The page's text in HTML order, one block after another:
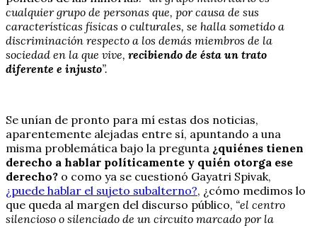
cualquier grupo de personas que, por causa de sus
características físicas o culturales, se halla sometido a
discriminación respecto a los demás miembros de la
sociedad en la que vive, recibiendo de ésta un trato
diferente e injusto”.
Se unían de pronto para mí estas dos noticias,
aparentemente alejadas entre sí, apuntando a una
misma problemática bajo la pregunta ¿quiénes tienen
derecho a hablar políticamente y quién otorga ese
derecho? o como ya se cuestionó Gayatri Spivak,
¿puede hablar el sujeto subalterno?, ¿cómo medimos lo
que queda al margen del discurso público, “el centro
silencioso o silenciado de un circuito marcado por la